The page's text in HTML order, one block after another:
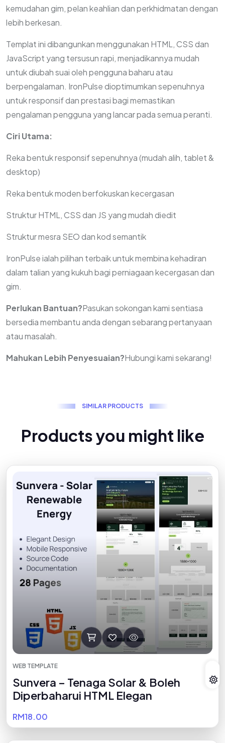
kemudahan gim, pelan keahlian dan perkhidmatan dengan
lebih berkesan.
Templat ini dibangunkan menggunakan HTML, CSS dan
JavaScript yang tersusun rapi, menjadikannya mudah
untuk diubah suai oleh pengguna baharu atau
berpengalaman. IronPulse dioptimumkan sepenuhnya
untuk responsif dan prestasi bagi memastikan
pengalaman pengguna yang lancar pada semua peranti.
Ciri Utama:
Reka bentuk responsif sepenuhnya (mudah alih, tablet &
desktop)
Reka bentuk moden berfokuskan kecergasan
Struktur HTML, CSS dan JS yang mudah diedit
Struktur mesra SEO dan kod semantik
IronPulse ialah pilihan terbaik untuk membina kehadiran
dalam talian yang kukuh bagi perniagaan kecergasan dan
gim.
Perlukan Bantuan?Pasukan sokongan kami sentiasa
bersedia membantu anda dengan sebarang pertanyaan
atau masalah.
Mahukan Lebih Penyesuaian?Hubungi kami sekarang!
SIMILAR PRODUCTS
Productsyou might like
WEB TEMPLATE
Sunvera – Tenaga Solar & Boleh
Diperbaharui HTML Elegan
RM18.00